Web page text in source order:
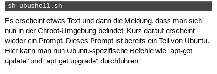
# mount linux system on our chroot
busybox mount -t proc proc /data/local/mnt/
busybox mount -t devpts devpts /data/local/
sh ubushell.sh
Es erscheint etwas Text und dann die Meldung, dass man sich
nun in der Chroot-Umgebung befindet. Kurz darauf erscheint
wieder ein Prompt. Dieses Prompt ist bereits ein Teil von Ubuntu.
Hier kann man nun Ubuntu-spezifische Befehle wie "apt-get
update" und "apt-get upgrade" durchführen.